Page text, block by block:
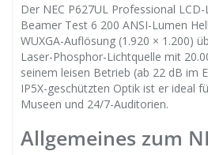
Der NEC P627UL Professional
Beamer Test 6 200 ANSI-Lumen
WUXGA-Auflösung (1.920 × 1.200)
Laser-Phosphor-Lichtquelle mit
seinem leisen Betrieb (ab 22 dB im
IP5X-geschützten Optik ist er ideal
Museen und 24/7-Auditorien.
Allgemeines zum